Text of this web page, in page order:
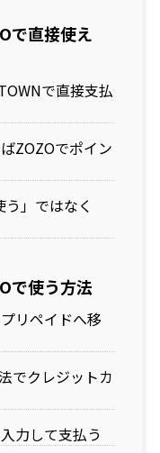
で直接使え
で直接支払
ZOZOでポイン
」ではなく
で使う方法
リペイドへ移
でクレジットカ
力して支払う